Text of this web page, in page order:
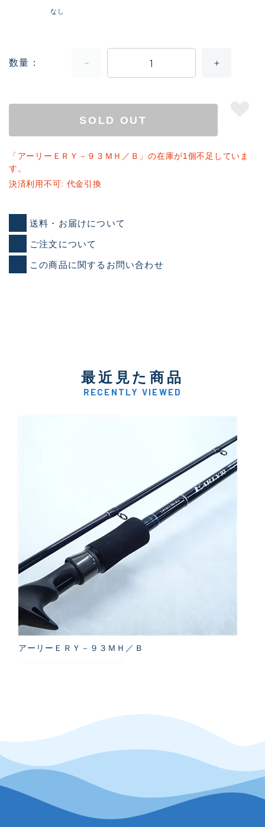
なし
数量
SOLD OUT
「アーリーＥＲＹ－９３ＭＨ／Ｂ」の在庫が1個不足していま
す。
決済利用不可: 代金引換
送料・お届けについて
ご注文について
この商品に関するお問い合わせ
最近見た商品
RECENTLY VIEWED
アーリーＥＲＹ－９３ＭＨ／Ｂ